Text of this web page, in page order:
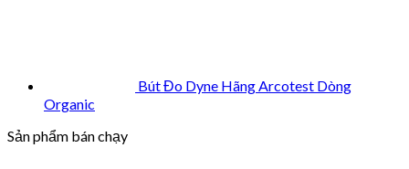
Bút Đo Dyne Hãng Arcotest Dòng
Organic
Sản phẩm bán chạy